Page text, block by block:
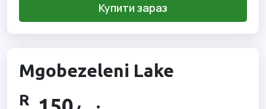
Купити зараз
Mgobezeleni Lake
R